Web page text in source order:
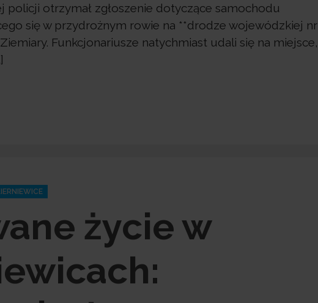
policji otrzymał zgłoszenie dotyczące samochodu
się w przydrożnym rowie na **drodze wojewódzkiej nr
Funkcjonariusze natychmiast udali się na miejsce,
życie w